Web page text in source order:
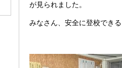
が見られました。
みなさん、安全に登校できる